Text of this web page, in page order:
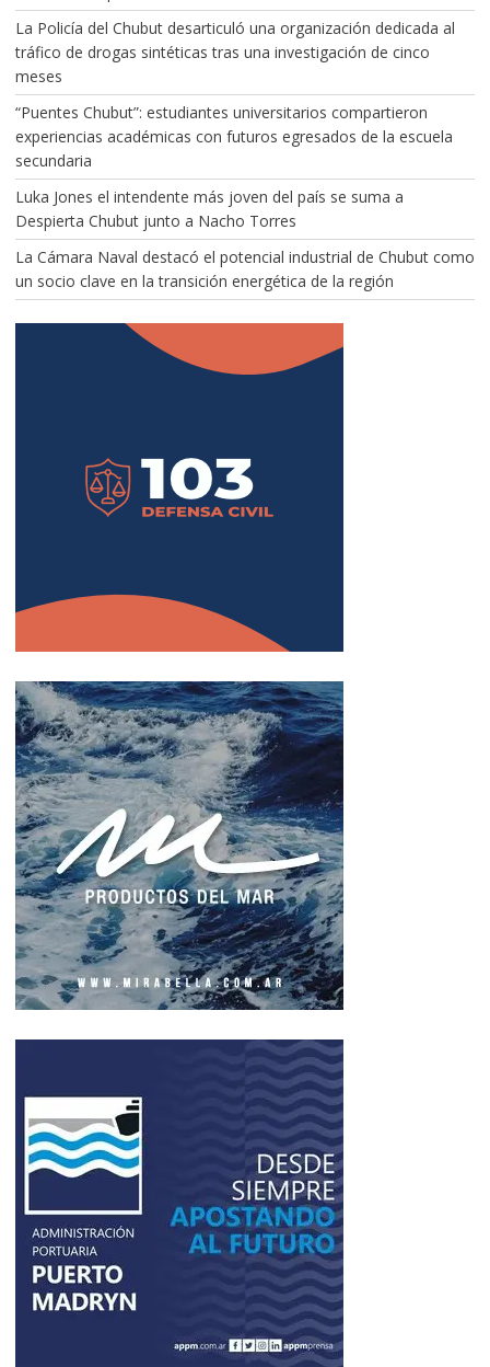
La Policía del Chubut desarticuló una organización dedicada al
tráfico de drogas sintéticas tras una investigación de cinco
meses
“Puentes Chubut”: estudiantes universitarios compartieron
experiencias académicas con futuros egresados de la escuela
secundaria
Luka Jones el intendente más joven del país se suma a
Despierta Chubut junto a Nacho Torres
La Cámara Naval destacó el potencial industrial de Chubut como
un socio clave en la transición energética de la región